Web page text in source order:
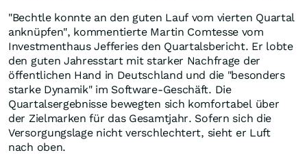
"Bechtle konnte an den guten Lauf vom vierten Quartal
anknüpfen", kommentierte Martin Comtesse vom
Investmenthaus Jefferies den Quartalsbericht. Er lobte
den guten Jahresstart mit starker Nachfrage der
öffentlichen Hand in Deutschland und die "besonders
starke Dynamik" im Software-Geschäft. Die
Quartalsergebnisse bewegten sich komfortabel über
der Zielmarken für das Gesamtjahr. Sofern sich die
Versorgungslage nicht verschlechtert, sieht er Luft
nach oben.